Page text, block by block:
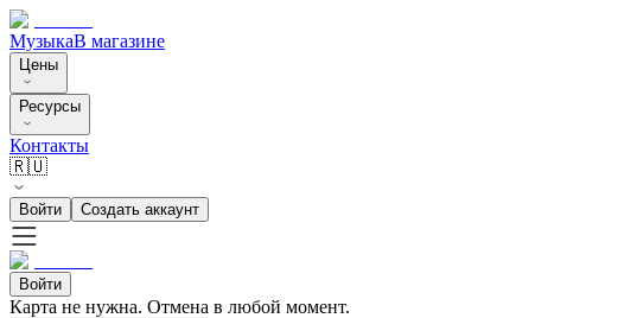
МузыкаВ магазине
Цены
Ресурсы
Контакты
🇷🇺
Войти Создать аккаунт
Войти
Карта не нужна. Отмена в любой момент.